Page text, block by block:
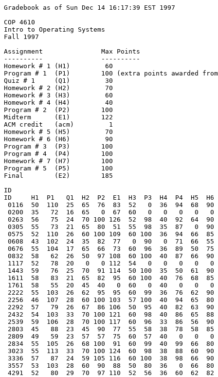
Gradebook as of Sun Dec 14 16:17:39 EST 1997
COP 4610
Intro to Operating Systems
Fall 1997
Assignment               Max Points
----------               ----------
Homework # 1 (H1)	  60
Program # 1  (P1)        100 (extra points awarded
Quiz # 1     (Q1)	  30
Homework # 2 (H2)	  70
Homework # 3 (H3)	  60
Homework # 4 (H4)	  40
Program # 2  (P2)        100
Midterm      (E1)	 122
ACM credit   (acm)	   1
Homework # 5 (H5)	  70
Homework # 6 (H6)	  90
Program # 3  (P3)        100
Program # 4  (P4)        100
Homework # 7 (H7)	 100
Program # 5  (P5)        100
Final        (E2)        185
ID
ID     H1  P1   Q1  H2  P2  E1  H3  P3  H4  P4  H5  H6
0116  50  110  25  65  76  83  52   0  36  94  68
0200  35   72  16  65   0  67  60   0   0   0   0
0263  56   75  24  70 100 126  52  98  40  92  64
0305  55   73  21  65  80  51  55  98  35  87   0
0575  52  110  26  60 100 109  60 100  36  94  66
0608  43  102  24  35  82  77   0  90   0  71  66
0676  55  104  17  65  66  73  60  96  36  89  50
0832  58   62  26  50  97 108  60 100  40  87  66
1117  52   78  20   0   0 112  54   0   0   0   0
1443  59   76  25  70  91 114  50 100  35  50  61
1611  58   83  21  65  82  95  60 100  40  76  68
1761  58   55  20  45  40   0  60   0  40   0   0
2222  55  103  26  62  95  95  60  99  36  76  62
2256  46  107  28  60 100 103  57 100  40  94  65
2292  57   79  26  67  86 106  50  95  40  82  63
2432  54  103  33  70 100 121  60  98  40  86  65
2539  59  106  28  70 100 117  60  96  33  86  56
2803  45   88  23  45  90  77  55  58  38  78  58
2809  49   59  23  57  57  75  60  57  40   0   0
2834  55  105  26  68 100  91  60  99  40  99  66
3023  55  113  33  70 100 124  60  98  38  88  60
3336  57   87  24  59 105 116  60 100  38  98  66
3557  53  103  28  60  90  88  50  80  36   0  66
4291  52   80  29  70  97 110  52  56  36  60  62  82